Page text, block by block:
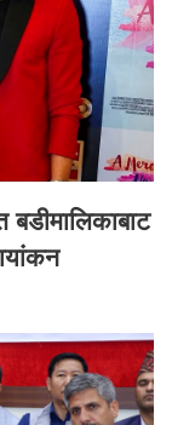
बडीमालिकाबाट